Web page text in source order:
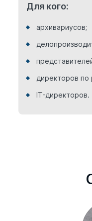
Для кого:
архивариусов;
директоров по
IT-директоров.